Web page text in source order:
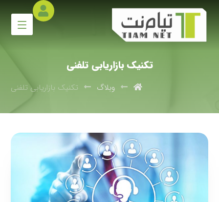
تکنیک بازاریابی تلفنی
وبلاگ تکنیک بازاریابی تلفنی